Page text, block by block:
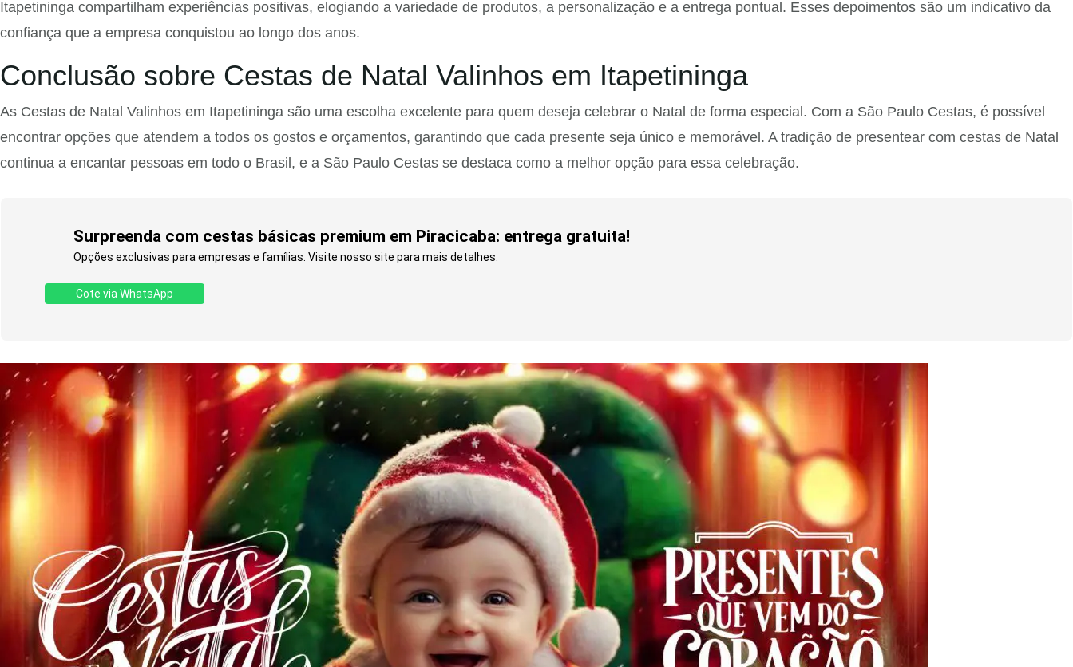
Itapetininga compartilham experiências positivas, elogiando a variedade de produtos, a personalização e a entrega pontual. Esses depoimentos são um indicativo da
confiança que a empresa conquistou ao longo dos anos.
Conclusão sobre Cestas de Natal Valinhos em Itapetininga
As Cestas de Natal Valinhos em Itapetininga são uma escolha excelente para quem deseja celebrar o Natal de forma especial. Com a São Paulo Cestas, é possível
encontrar opções que atendem a todos os gostos e orçamentos, garantindo que cada presente seja único e memorável. A tradição de presentear com cestas de Natal
continua a encantar pessoas em todo o Brasil, e a São Paulo Cestas se destaca como a melhor opção para essa celebração.
Surpreenda com cestas básicas premium em Piracicaba: entrega gratuita!
Opções exclusivas para empresas e famílias. Visite nosso site para mais detalhes.
Cote via WhatsApp